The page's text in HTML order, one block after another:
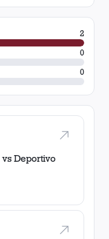
2
0
0
vs Deportivo